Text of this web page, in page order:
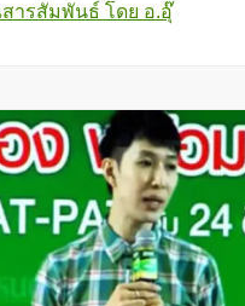
ารสัมพันธ์ โดย อ.อุ๊